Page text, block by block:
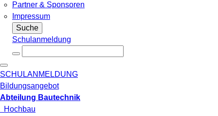
Partner & Sponsoren
Impressum
Suche
Schulanmeldung
SCHULANMELDUNG
Bildungsangebot
Abteilung Bautechnik
Hochbau